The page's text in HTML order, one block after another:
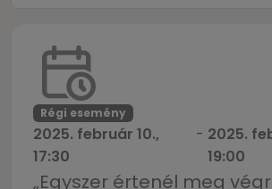
Régi esemény
2025. február 10.,
17:30
- 2025.
19:00
„Egyszer értenél meg